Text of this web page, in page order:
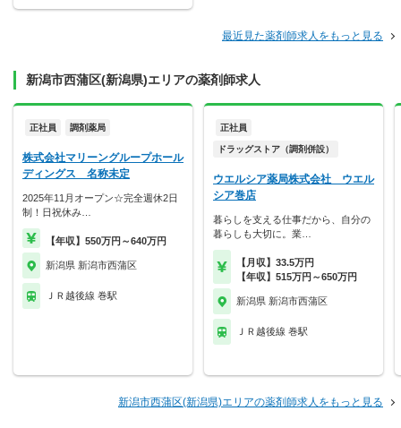
最近見た薬剤師求人をもっと見る
新潟市西蒲区(新潟県)エリアの薬剤師求人
正社員 調剤薬局
株式会社マリーングループホール
ディングス 名称未定
2025年11月オープン☆完全週休2日
制！日祝休み…
【年収】550万円～640万円
新潟県 新潟市西蒲区
ＪＲ越後線 巻駅
正社員
ドラッグストア（調剤併設）
ウエルシア薬局株式会社 ウエル
シア巻店
暮らしを支える仕事だから、自分の
暮らしも大切に。業…
【月収】33.5万円
【年収】515万円～650万円
新潟県 新潟市西蒲区
ＪＲ越後線 巻駅
新潟市西蒲区(新潟県)エリアの薬剤師求人をもっと見る